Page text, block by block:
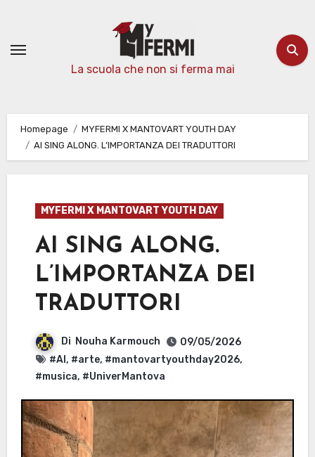
contenuto
La scuola che non si ferma mai
Homepage
MYFERMI X MANTOVART YOUTH DAY
AI SING ALONG. L’IMPORTANZA DEI TRADUTTORI
MYFERMI X MANTOVART YOUTH DAY
AI SING ALONG.
L’IMPORTANZA DEI
TRADUTTORI
Di Nouha Karmouch
09/05/2026
#AI , #arte, #mantovartyouthday2026,
#musica, #UniverMantova